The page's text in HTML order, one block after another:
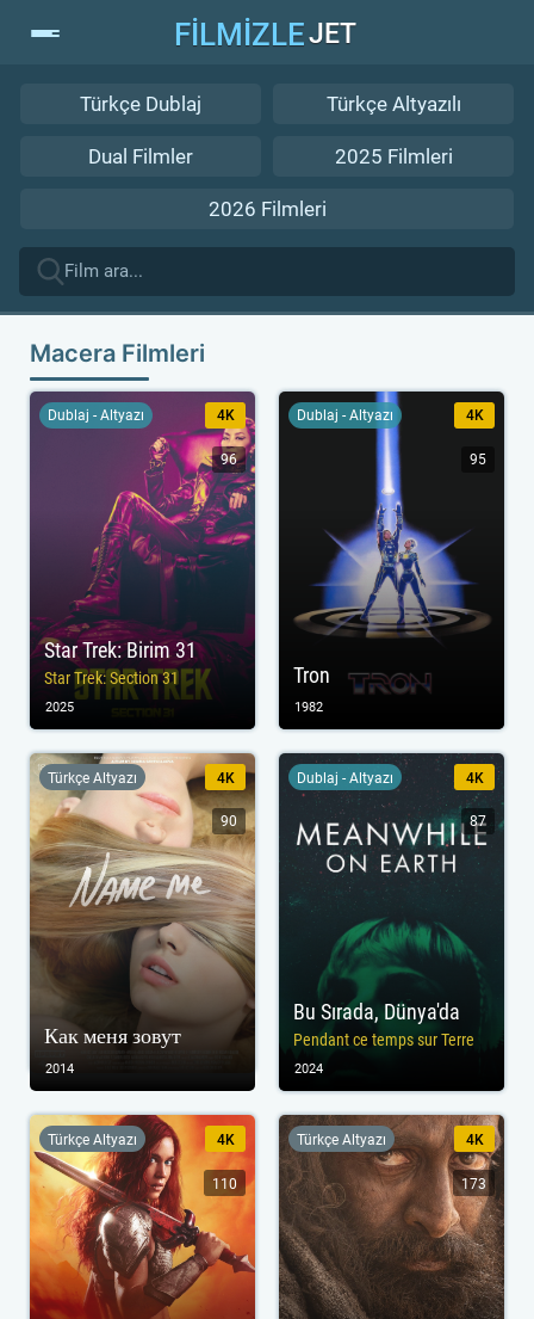
FİLMİZLEJET
Türkçe Dublaj Türkçe Altyazılı
Dual Filmler 2025 Filmleri
2026 Filmleri
Macera Filmleri
Star Trek: Birim 31
Star Trek: Section 31
Dublaj - Altyazı 4K
96
2025
Tron
Dublaj - Altyazı 4K
95
1982
Как меня зовут
Türkçe Altyazı 4K
90
2014
Bu Sırada, Dünya'da
Pendant ce temps sur Terre
Dublaj - Altyazı 4K
87
2024
Türkçe Altyazı 4K
110
Türkçe Altyazı 4K
173